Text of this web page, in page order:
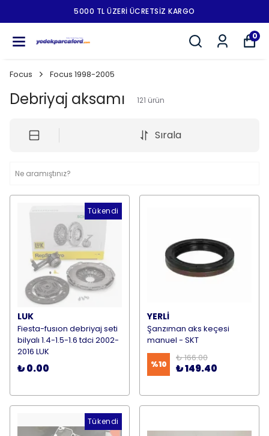
5000 TL ÜZERI ÜCRETSIZ KARGO
0
Focus Focus 1998-2005
Debriyaj aksamı 121 ürün
Sırala
Tükendi
LUK
Fiesta-fusıon debriyaj seti
bilyalı 1.4-1.5-1.6 tdci 2002-
2016 LUK
₺ 0.00
YERLİ
Şanzıman aks keçesi
manuel - SKT
%10
₺ 166.00
₺ 149.40
Tükendi